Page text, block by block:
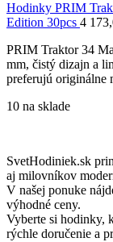
Hodinky PRIM
Edition 30pcs 4
PRIM Traktor 34
mm, čistý dizajn a
preferujú originálne
10 na sklade
SvetHodiniek.sk
aj milovníkov
V našej ponuke
výhodné ceny.
Vyberte si hodinky,
rýchle doručenie a